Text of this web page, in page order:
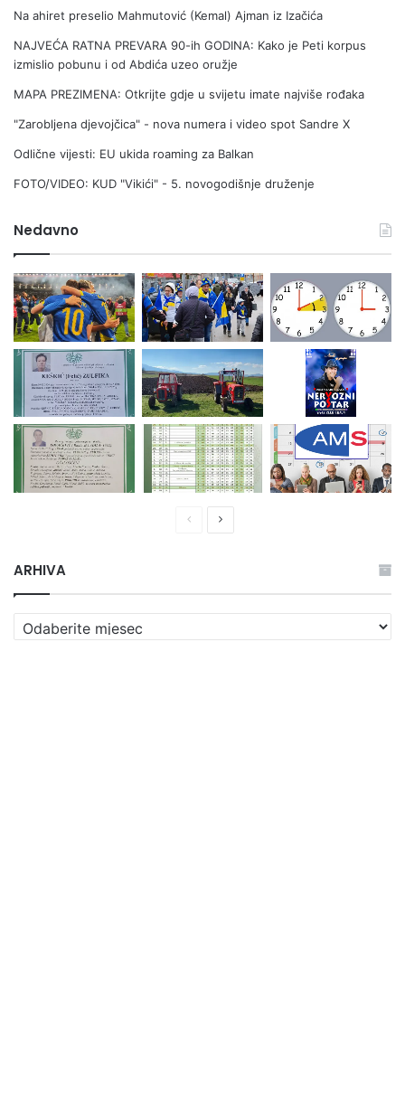
Na ahiret preselio Mahmutović (Kemal) Ajman iz Izačića
NAJVEĆA RATNA PREVARA 90-ih GODINA: Kako je Peti korpus
izmislio pobunu i od Abdića uzeo oružje
MAPA PREZIMENA: Otkrijte gdje u svijetu imate najviše rođaka
"Zarobljena djevojčica" - nova numera i video spot Sandre X
Odlične vijesti: EU ukida roaming za Balkan
FOTO/VIDEO: KUD "Vikići" - 5. novogodišnje druženje
Nedavno
PrethodnaNaredna
ARHIVA
ARHIVA